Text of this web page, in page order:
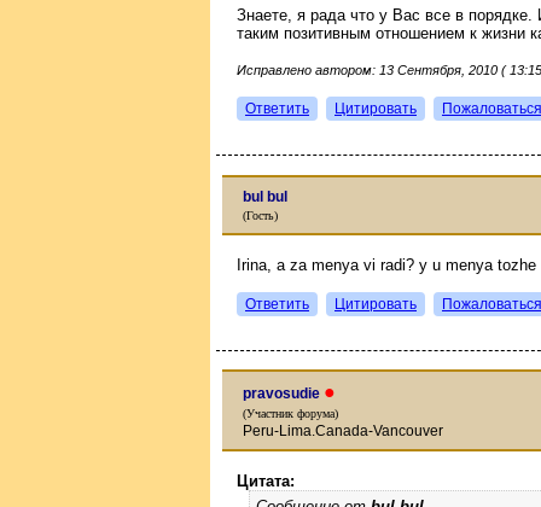
Знаете, я рада что у Вас все в
таким позитивным отношением к жизни
Исправлено автором: 13 Сентября, 2010 (
Ответить Цитировать Пожаловаться
bul bul
(Гость)
Irina, a za menya vi radi? y u menya
Ответить Цитировать Пожаловаться
pravosudie ●
(Участник форума)
Peru-Lima.Canada-Vancouver
Цитата: